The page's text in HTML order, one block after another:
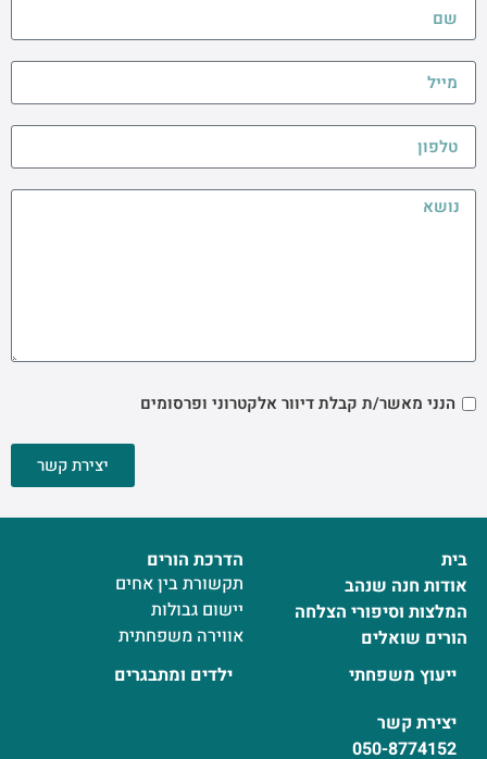
הנני מאשר/ת קבלת דיוור אלקטרוני ופרסומים
יצירת קשר
בית
אודות חנה שנהב
המלצות וסיפורי הצלחה
הורים שואלים
הדרכת הורים
תקשורת בין אחים
יישום גבולות
אווירה משפחתית
ייעוץ משפחתי
ילדים ומתבגרים
יצירת קשר
050-8774152